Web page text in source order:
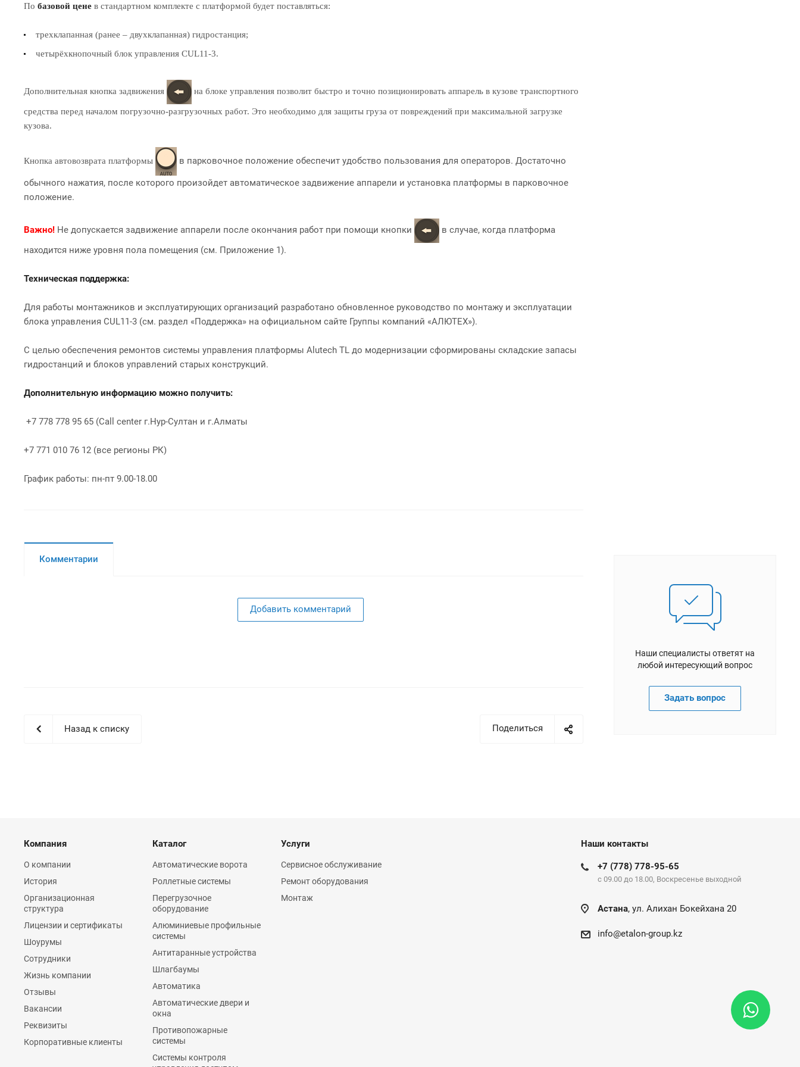
По базовой цене в стандартном комплекте с платформой будет поставляться:
трехклапанная (ранее – двухклапанная) гидростанция;
четырёхкнопочный блок управления CUL11-3.
Дополнительная кнопка задвижения на блоке управления позволит быстро и точно позиционировать аппарель в кузове транспортного
средства перед началом погрузочно-разгрузочных работ. Это необходимо для защиты груза от повреждений при максимальной загрузке
кузова.
Кнопка автовозврата платформы в парковочное положение обеспечит удобство пользования для операторов. Достаточно
обычного нажатия, после которого произойдет автоматическое задвижение аппарели и установка платформы в парковочное
положение.
Важно! Не допускается задвижение аппарели после окончания работ при помощи кнопки
в случае, когда платформа
находится ниже уровня пола помещения (см. Приложение 1).
Техническая поддержка:
Для работы монтажников и эксплуатирующих организаций разработано обновленное руководство по монтажу и эксплуатации
блока управления CUL11-3 (см. раздел «Поддержка» на официальном сайте Группы компаний «АЛЮТЕХ»).
С целью обеспечения ремонтов системы управления платформы Alutech TL до модернизации сформированы складские запасы
гидростанций и блоков управлений старых конструкций.
Дополнительную информацию можно получить:
+7 778 778 95 65 (Call center г.Нур-Султан и г.Алматы
+7 771 010 76 12 (все регионы РК)
График работы: пн-пт 9.00-18.00
Комментарии
Добавить комментарий
Наши специалисты ответят на
любой интересующий вопрос
Задать вопрос
Поделиться
Назад к списку
Компания
О компании
История
Организационная
структура
Лицензии и сертификаты
Шоурумы
Сотрудники
Жизнь компании
Отзывы
Вакансии
Реквизиты
Корпоративные клиенты
Каталог
Автоматические ворота
Роллетные системы
Перегрузочное
оборудование
Алюминиевые профильные
системы
Антитаранные устройства
Шлагбаумы
Автоматика
Автоматические двери и
окна
Противопожарные
системы
Системы контроля
Услуги
Сервисное обслуживание
Ремонт оборудования
Монтаж
Наши контакты
+7 (778) 778-95-65
c 09.00 до 18.00, Воскресенье выходной
Астана, ул. Алихан Бокейхана 20
info@etalon-group.kz